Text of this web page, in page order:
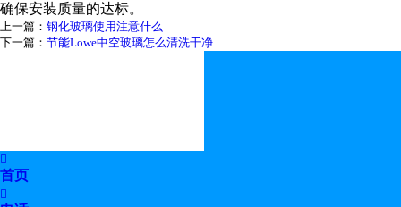
确保安装质量的达标。
上一篇： 钢化玻璃使用注意什么
下一篇： 节能Lowe中空玻璃怎么清洗干净

首页
